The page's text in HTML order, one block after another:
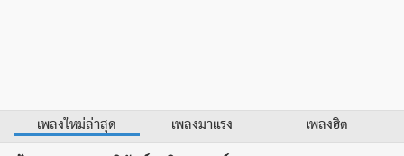
เพลงใหม่ล่าสุด เพลงมาแรง เพลงฮิต